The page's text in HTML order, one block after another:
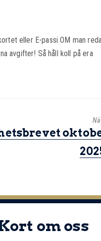
eller E-passi OM man
avgifter! Så håll koll på era
om oss